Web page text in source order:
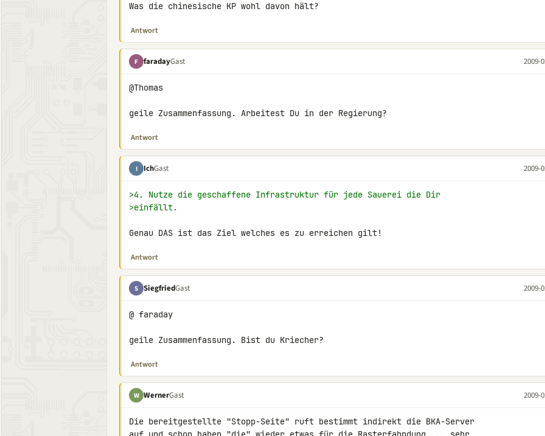
Was die chinesische KP wohl davon hält?
Antwort
F faradayGast 2009-
@Thomas
geile Zusammenfassung. Arbeitest Du in der Regierung?
Antwort
I IchGast 2009-
>4. Nutze die geschaffene Infrastruktur für jede Sauerei die Dir
>einfällt.
Genau DAS ist das Ziel welches es zu erreichen gilt!
Antwort
S SiegfriedGast 2009-
@ faraday
geile Zusammenfassung. Bist du Kriecher?
Antwort
W WernerGast 2009-
Die bereitgestellte "Stopp-Seite" ruft bestimmt indirekt die BKA-Server